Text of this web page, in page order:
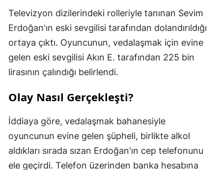
Televizyon dizilerindeki rolleriyle tanınan Sevim
Erdoğan'ın eski sevgilisi tarafından dolandırıldığı
ortaya çıktı. Oyuncunun, vedalaşmak için evine
gelen eski sevgilisi Akın E. tarafından 225 bin
lirasının çalındığı belirlendi.
Olay Nasıl Gerçekleşti?
İddiaya göre, vedalaşmak bahanesiyle
oyuncunun evine gelen şüpheli, birlikte alkol
aldıkları sırada sızan Erdoğan'ın cep telefonunu
ele geçirdi. Telefon üzerinden banka hesabına